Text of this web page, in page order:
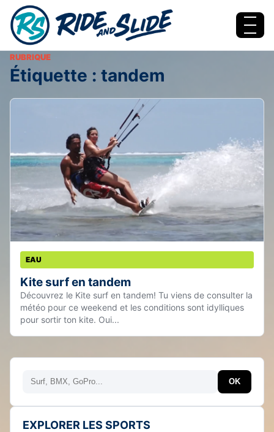
Aller au contenu
Menu
RUBRIQUE
Étiquette : tandem
EAU
Kite surf en tandem
Découvrez le Kite surf en tandem! Tu viens de consulter la
météo pour ce weekend et les conditions sont idylliques
pour sortir ton kite. Oui...
Rechercher OK
EXPLORER LES SPORTS